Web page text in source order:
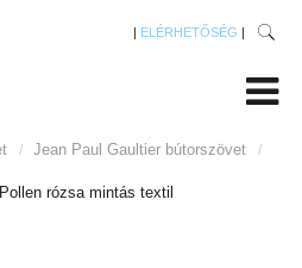
| ELÉRHETŐSÉG |
/ Jean Paul Gaultier bútorszövet /
rózsa mintás textil